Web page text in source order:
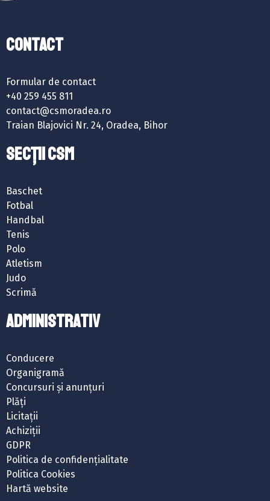
Contact
Formular de contact
+40 259 455 811
contact@csmoradea.ro
Traian Blajovici Nr. 24, Oradea, Bihor
SECȚII CSM
Baschet
Fotbal
Handbal
Tenis
Polo
Atletism
Judo
Scrimă
ADMINISTRATIV
Conducere
Organigramă
Concursuri și anunțuri
Plăți
Licitații
Achiziții
GDPR
Politica de confidențialitate
Politica Cookies
Hartă website